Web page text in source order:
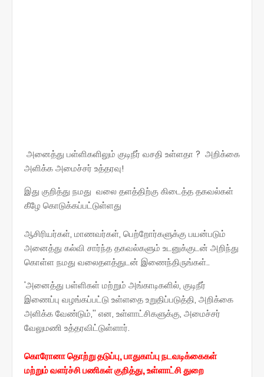
அனைத்து பள்ளிகளிலும் குடிநீர் வசதி உள்ளதா ? அறிக்கை
அளிக்க அமைச்சர் உத்தரவு!
இது குறித்து நமது வலை தளத்திற்கு கிடைத்த தகவல்கள்
கீழே கொடுக்கப்பட்டுள்ளது
ஆசிரியர்கள், மாணவர்கள், பெற்றோர்களுக்கு பயன்படும்
அனைத்து கல்வி சார்ந்த தகவல்களும் உடனுக்குடன் அறிந்து
கொள்ள நமது வலைதளத்துடன் இணைந்திருங்கள்..
'அனைத்து பள்ளிகள் மற்றும் அங்காடிகளில், குடிநீர்
இணைப்பு வழங்கப்பட்டு உள்ளதை உறுதிப்படுத்தி, அறிக்கை
அளிக்க வேண்டும்,'' என, உள்ளாட்சிகளுக்கு, அமைச்சர்
வேலுமணி உத்தரவிட்டுள்ளார்.
கொரோனா தொற்று தடுப்பு, பாதுகாப்பு நடவடிக்கைகள்
மற்றும் வளர்ச்சி பணிகள் குறித்து, உள்ளாட்சி துறை